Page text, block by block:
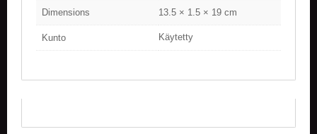
Dimensions 13.5 × 1.5 × 19 cm
Kunto Käytetty